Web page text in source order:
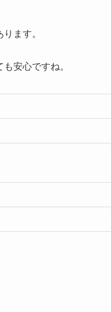
ます。
安心ですね。